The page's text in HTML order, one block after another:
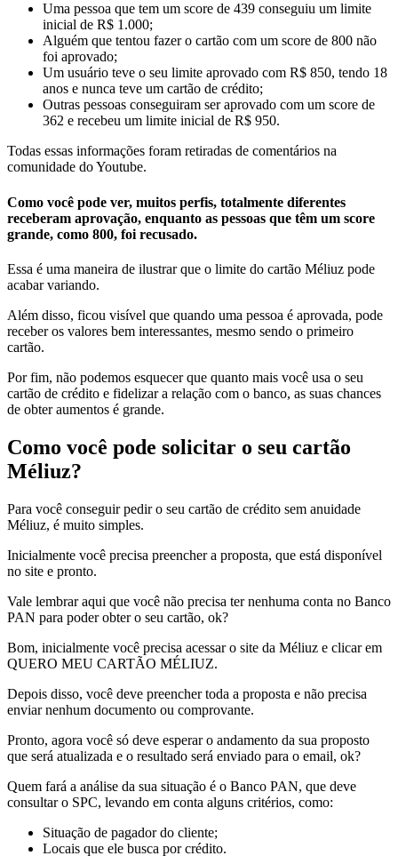
Uma pessoa que tem um score de 439 conseguiu um limite
inicial de R$ 1.000;
Alguém que tentou fazer o cartão com um score de 800 não
foi aprovado;
Um usuário teve o seu limite aprovado com R$ 850, tendo 18
anos e nunca teve um cartão de crédito;
Outras pessoas conseguiram ser aprovado com um score de
362 e recebeu um limite inicial de R$ 950.
Todas essas informações foram retiradas de comentários na
comunidade do Youtube.
Como você pode ver, muitos perfis, totalmente diferentes
receberam aprovação, enquanto as pessoas que têm um score
grande, como 800, foi recusado.
Essa é uma maneira de ilustrar que o limite do cartão Méliuz pode
acabar variando.
Além disso, ficou visível que quando uma pessoa é aprovada, pode
receber os valores bem interessantes, mesmo sendo o primeiro
cartão.
Por fim, não podemos esquecer que quanto mais você usa o seu
cartão de crédito e fidelizar a relação com o banco, as suas chances
de obter aumentos é grande.
Como você pode solicitar o seu cartão
Méliuz?
Para você conseguir pedir o seu cartão de crédito sem anuidade
Méliuz, é muito simples.
Inicialmente você precisa preencher a proposta, que está disponível
no site e pronto.
Vale lembrar aqui que você não precisa ter nenhuma conta no Banco
PAN para poder obter o seu cartão, ok?
Bom, inicialmente você precisa acessar o site da Méliuz e clicar em
QUERO MEU CARTÃO MÉLIUZ.
Depois disso, você deve preencher toda a proposta e não precisa
enviar nenhum documento ou comprovante.
Pronto, agora você só deve esperar o andamento da sua proposto
que será atualizada e o resultado será enviado para o email, ok?
Quem fará a análise da sua situação é o Banco PAN, que deve
consultar o SPC, levando em conta alguns critérios, como:
Situação de pagador do cliente;
Locais que ele busca por crédito.